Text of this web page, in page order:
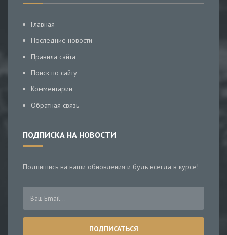
Главная
Последние новости
Правила сайта
Поиск по сайту
Комментарии
Обратная связь
ПОДПИСКА НА НОВОСТИ
Подпишись на наши обновления и будь всегда в курсе!